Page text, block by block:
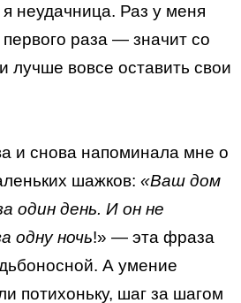
я неудачница. Раз у меня
раза — значит со
лучше вовсе оставить свои
и снова напоминала мне о
шажков: «Ваш дом
один день. И он не
одну ночь!» — эта фраза
А умение
потихоньку, шаг за шагом